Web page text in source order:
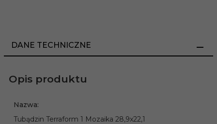
DANE TECHNICZNE
Opis produktu
Nazwa:
Tubądzin Terraform 1 Mozaika 28,9x22,1